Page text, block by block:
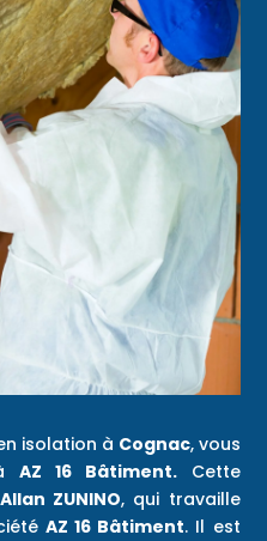
isolation à Cognac, vous
AZ 16 Bâtiment.Cette
Allan ZUNINO, qui travaille
AZ 16 Bâtiment. Il est